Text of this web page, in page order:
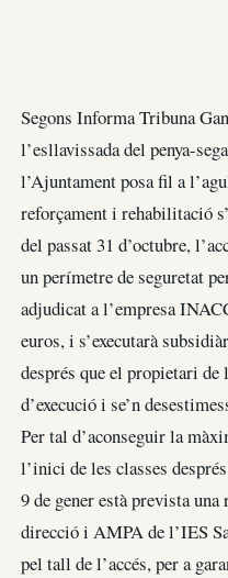
Segons Informa Tribuna
l’esllavissada del penya-
l’Ajuntament posa fil a
reforçament i rehabilitació
del passat 31 d’octubre,
un perímetre de seguretat
adjudicat a l’empresa
euros, i s’executarà
després que el propietari de
d’execució i se’n
Per tal d’aconseguir la
l’inici de les classes
9 de gener està prevista
direcció i AMPA de l’IES
pel tall de l’accés, per a